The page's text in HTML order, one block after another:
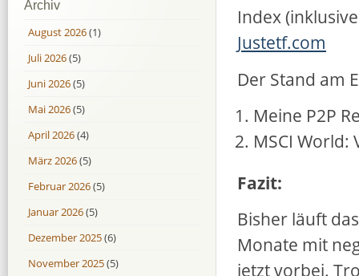
Index
Justetf.com
Der Stand am
Meine P2P
MSCI World:
Fazit:
Bisher läuft
Monate mit
jetzt vorbei.
Archiv
August 2026(1)
Juli 2026(5)
Juni 2026(5)
Mai 2026(5)
April 2026(4)
März 2026(5)
Februar 2026(5)
Januar 2026(5)
Dezember 2025(6)
November 2025(5)